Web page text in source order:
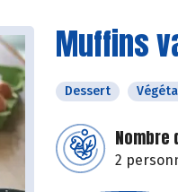
Muffins
Dessert
Nombre
2